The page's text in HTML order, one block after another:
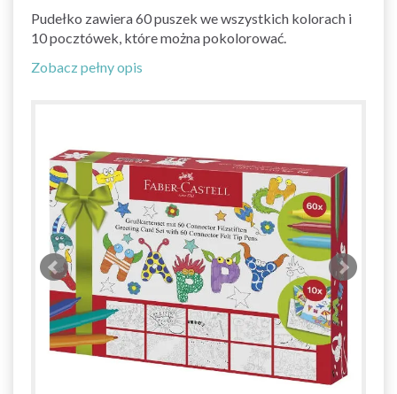
Pudełko zawiera 60 puszek we wszystkich kolorach i
10 pocztówek, które można pokolorować.
Zobacz pełny opis